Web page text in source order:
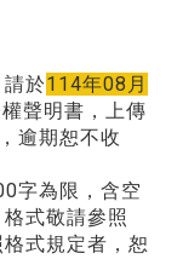
於114年08月
聲明書，上傳
，逾期恕不收
字為限，含空
式敬請參照
式規定者，恕